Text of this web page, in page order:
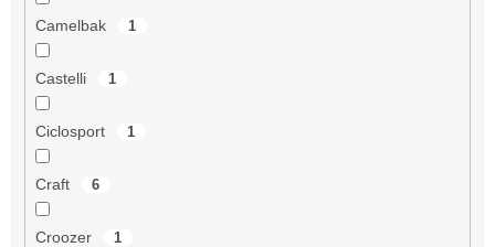
Camelbak 1
Castelli 1
Ciclosport 1
Craft 6
Croozer 1